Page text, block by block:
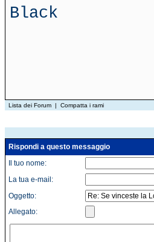
Black
Lista dei Forum | Compatta i rami
Rispondi a questo messaggio
Il tuo nome:
La tua e-mail:
Oggetto:
Allegato: